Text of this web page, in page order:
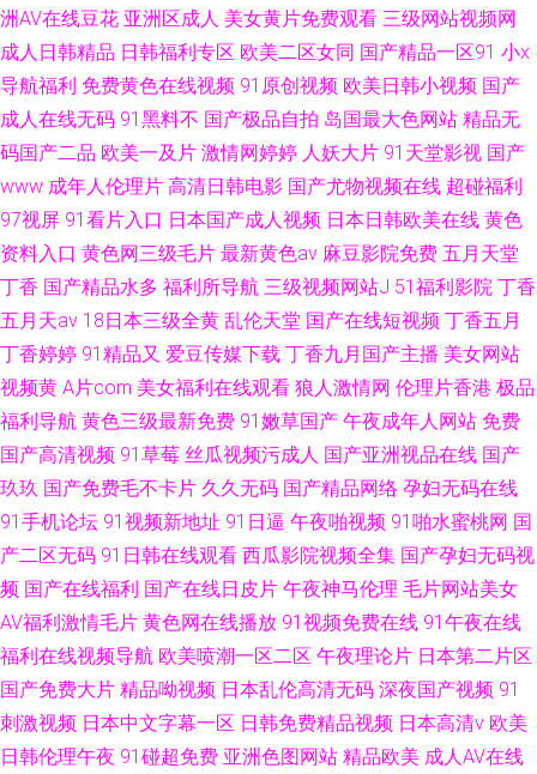
洲AV在线豆花 亚洲区成人 美女黄片免费观看 三级网站视频网
成人日韩精品 日韩福利专区 欧美二区女同 国产精品一区91 小x
导航福利 免费黄色在线视频 91原创视频 欧美日韩小视频 国产
成人在线无码 91黑料不 国产极品自拍 岛国最大色网站 精品无
码国产二品 欧美一及片 激情网婷婷 人妖大片 91天堂影视 国产
www 成年人伦理片 高清日韩电影 国产尤物视频在线 超碰福利
97视屏 91看片入口 日本国产成人视频 日本日韩欧美在线 黄色
资料入口 黄色网三级毛片 最新黄色av 麻豆影院免费 五月天堂
丁香 国产精品水多 福利所导航 三级视频网站J 51福利影院 丁香
五月天av 18日本三级全黄 乱伦天堂 国产在线短视频 丁香五月
丁香婷婷 91精品又 爱豆传媒下载 丁香九月国产主播 美女网站
视频黄 A片com 美女福利在线观看 狼人激情网 伦理片香港 极品
福利导航 黄色三级最新免费 91嫩草国产 午夜成年人网站 免费
国产高清视频 91草莓 丝瓜视频污成人 国产亚洲视品在线 国产
玖玖 国产免费毛不卡片 久久无码 国产精品网络 孕妇无码在线
91手机论坛 91视频新地址 91日逼 午夜啪视频 91啪水蜜桃网 国
产二区无码 91日韩在线观看 西瓜影院视频全集 国产孕妇无码视
频 国产在线福利 国产在线日皮片 午夜神马伦理 毛片网站美女
AV福利激情毛片 黄色网在线播放 91视频免费在线 91午夜在线
福利在线视频导航 欧美喷潮一区二区 午夜理论片 日本第二片区
国产免费大片 精品呦视频 日本乱伦高清无码 深夜国产视频 91
刺激视频 日本中文字幕一区 日韩免费精品视频 日本高清v 欧美
日韩伦理午夜 91碰超免费 亚洲色图网站 精品欧美 成人AV在线